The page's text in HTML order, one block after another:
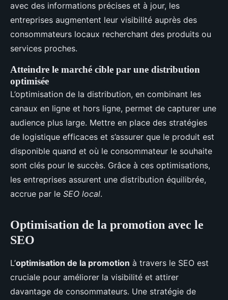
avec des informations précises et à jour, les
entreprises augmentent leur visibilité auprès des
consommateurs locaux recherchant des produits ou
services proches.
Atteindre le marché cible par une distribution
optimisée
L’optimisation de la distribution, en combinant les
canaux en ligne et hors ligne, permet de capturer une
audience plus large. Mettre en place des stratégies
de logistique efficaces et s’assurer que le produit est
disponible quand et où le consommateur le souhaite
sont clés pour le succès. Grâce à ces optimisations,
les entreprises assurent une distribution équilibrée,
accrue par le SEO local.
Optimisation de la promotion avec le
SEO
L’optimisation de la promotion à travers le SEO est
cruciale pour améliorer la visibilité et attirer
davantage de consommateurs. Une stratégie de